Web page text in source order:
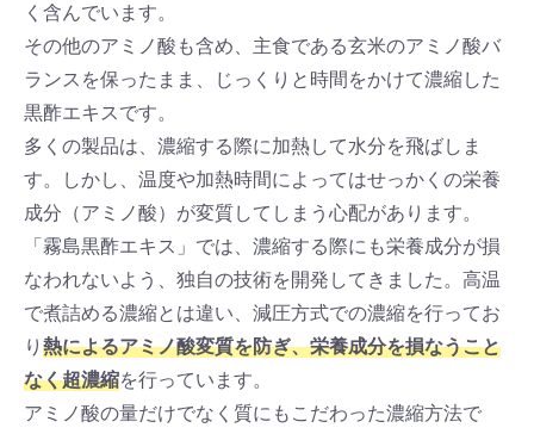
く含んでいます。
その他のアミノ酸も含め、主食である玄米のアミノ酸バ
ランスを保ったまま、じっくりと時間をかけて濃縮した
黒酢エキスです。
多くの製品は、濃縮する際に加熱して水分を飛ばしま
す。しかし、温度や加熱時間によってはせっかくの栄養
成分（アミノ酸）が変質してしまう心配があります。
「霧島黒酢エキス」では、濃縮する際にも栄養成分が損
なわれないよう、独自の技術を開発してきました。高温
で煮詰める濃縮とは違い、減圧方式での濃縮を行ってお
り 熱によるアミノ酸変質を防ぎ、栄養成分を損なうこと
なく超濃縮を行っています。
アミノ酸の量だけでなく質にもこだわった濃縮方法で